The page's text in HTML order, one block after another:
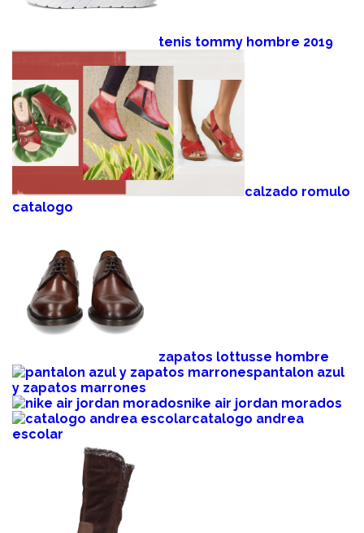
tenis tommy hombre 2019
calzado romulo
catalogo
zapatos lottusse hombre
pantalon azul
y zapatos marrones
nike air jordan morados
catalogo andrea
escolar